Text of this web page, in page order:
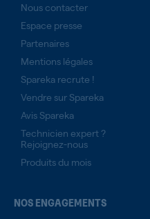
Nous contacter
Espace presse
Partenaires
Mentions légales
Spareka recrute !
Vendre sur Spareka
Avis Spareka
Technicien expert ?
Rejoignez-nous
Produits du mois
NOS ENGAGEMENTS